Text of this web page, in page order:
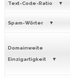
Text-Code-Ratio
Spam-Wörter
Domainweite
Einzigartigkeit